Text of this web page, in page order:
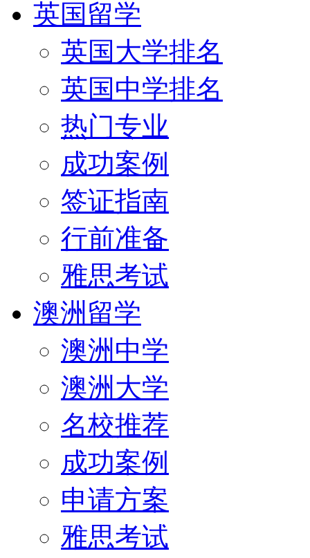
英国留学
英国大学排名
英国中学排名
热门专业
成功案例
签证指南
行前准备
雅思考试
澳洲留学
澳洲中学
澳洲大学
名校推荐
成功案例
申请方案
雅思考试